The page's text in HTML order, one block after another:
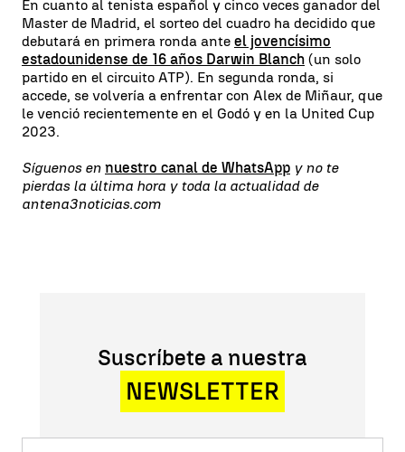
En cuanto al tenista español y cinco veces ganador del
Master de Madrid, el sorteo del cuadro ha decidido que
debutará en primera ronda ante el jovencísimo
estadounidense de 16 años Darwin Blanch (un solo
partido en el circuito ATP). En segunda ronda, si
accede, se volvería a enfrentar con Alex de Miñaur, que
le venció recientemente en el Godó y en la United Cup
2023.
Síguenos en nuestro canal de WhatsApp y no te
pierdas la última hora y toda la actualidad de
antena3noticias.com
Suscríbete a nuestra
NEWSLETTER